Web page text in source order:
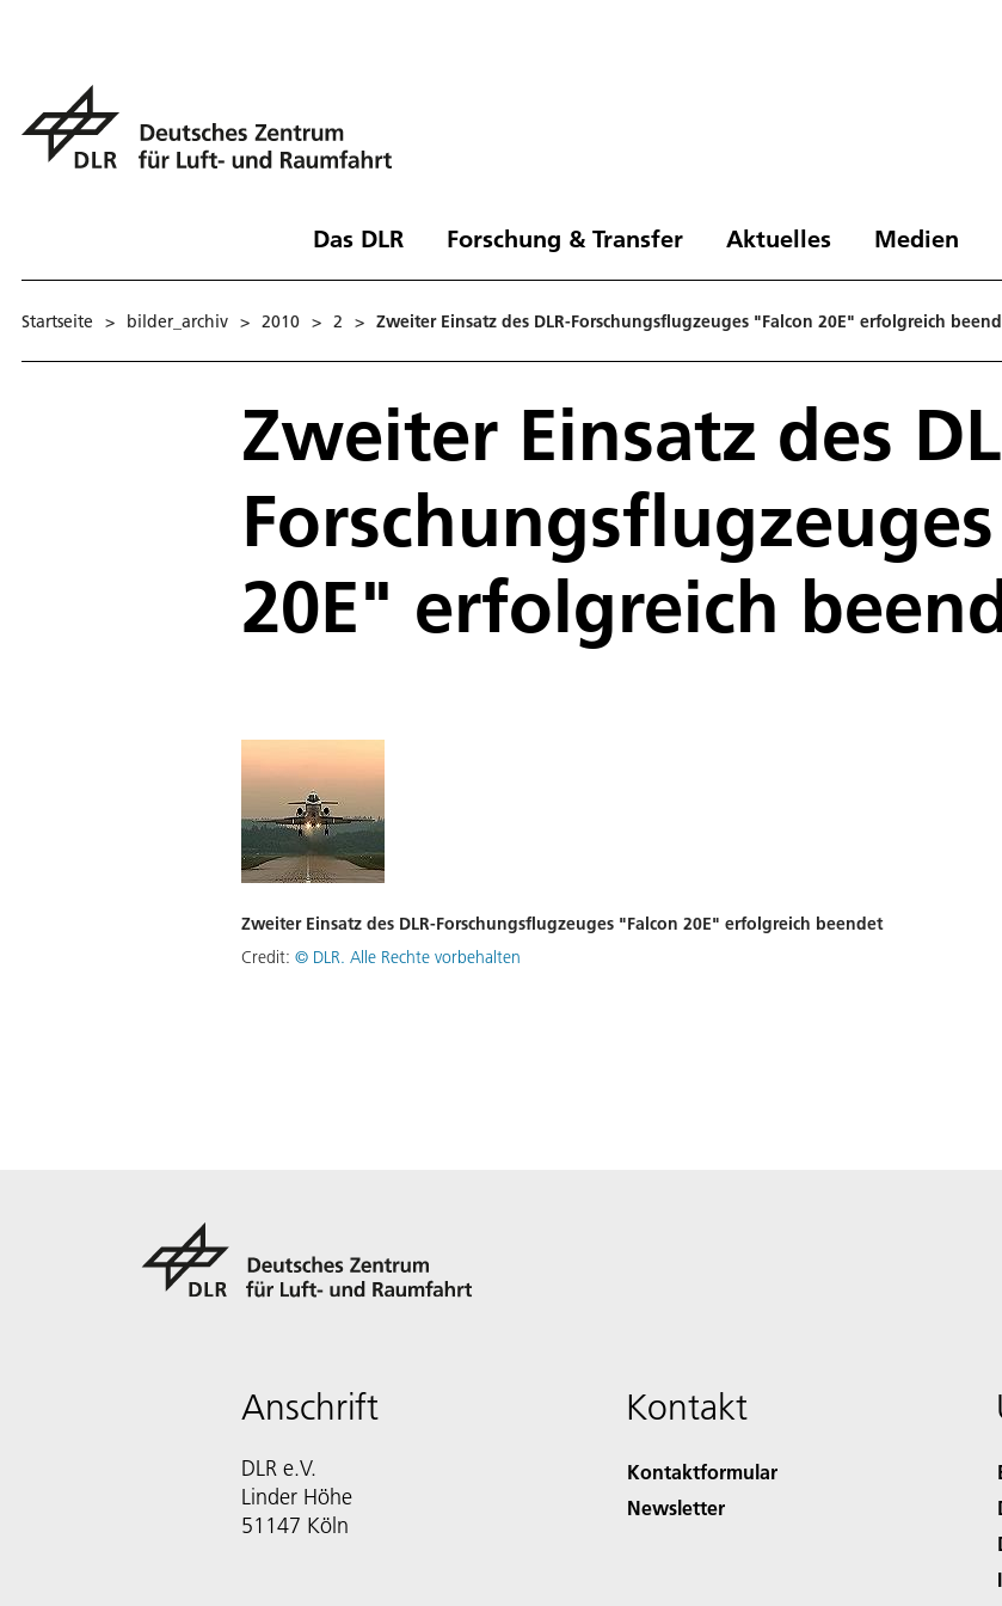
Das DLR Forschung & Transfer Aktuelles Medien
Startseite > bilder_archiv > 2010 > 2 > Zweiter Einsatz des DLR-Forschungsflugzeuges "Falcon 20E" erfolgreich
Zweiter Einsatz des
20E" erfolgreich
Zweiter Einsatz des DLR-Forschungsflugzeuges "Falcon 20E" erfolgreich beendet
Credit: © DLR. Alle Rechte vorbehalten
Anschrift
DLR e.V.
Linder Höhe
51147 Köln
Kontakt
Kontaktformular
Newsletter